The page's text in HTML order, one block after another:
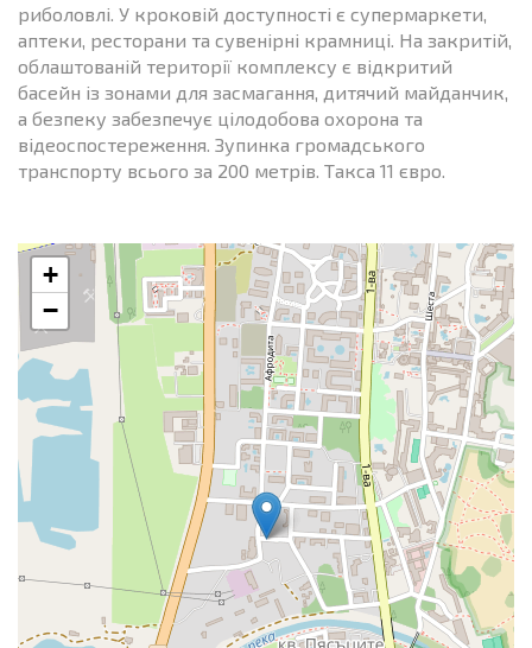
риболовлі. У кроковій доступності є супермаркети,
аптеки, ресторани та сувенірні крамниці. На закритій,
облаштованій території комплексу є відкритий
басейн із зонами для засмагання, дитячий майданчик,
а безпеку забезпечує цілодобова охорона та
відеоспостереження. Зупинка громадського
транспорту всього за 200 метрів. Такса 11 євро.
+
−